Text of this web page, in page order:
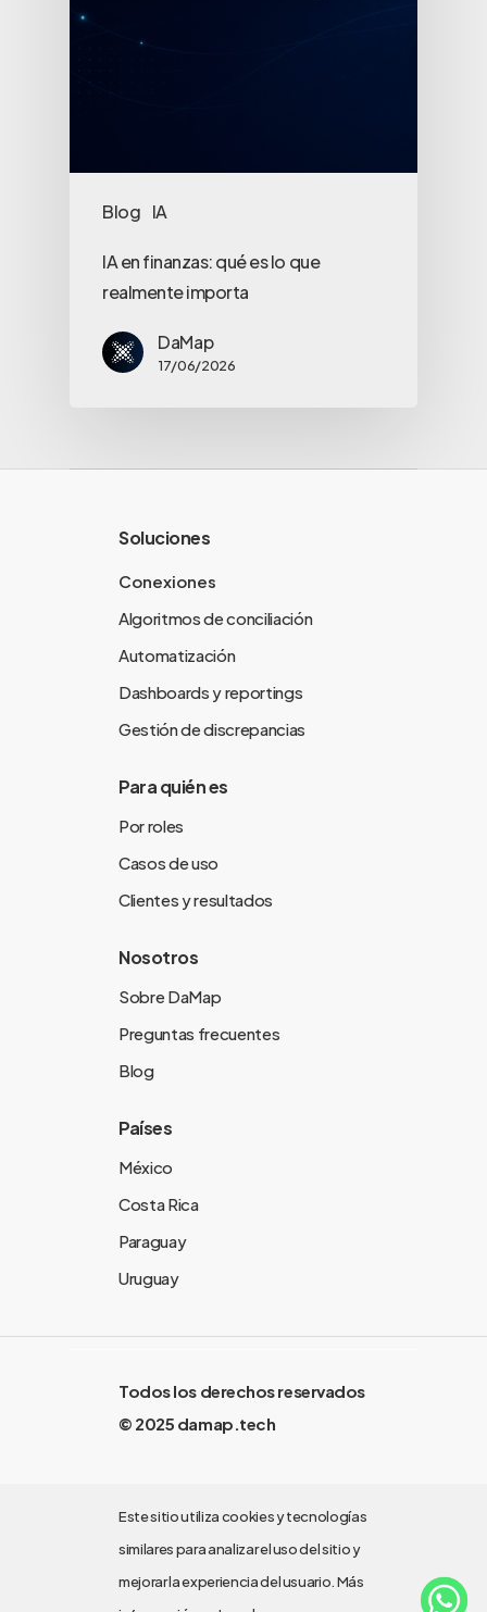
Blog IA
IA en finanzas: qué es lo que
realmente importa
DaMap
17/06/2026
Soluciones
Conexiones
Algoritmos de conciliación
Automatización
Dashboards y reportings
Gestión de discrepancias
Para quién es
Por roles
Casos de uso
Clientes y resultados
Nosotros
Sobre DaMap
Preguntas frecuentes
Blog
Países
México
Costa Rica
Paraguay
Uruguay
Todos los derechos reservados
© 2025 damap.tech
Este sitio utiliza cookies y tecnologías
similares para analizar el uso del sitio y
mejorar la experiencia del usuario. Más